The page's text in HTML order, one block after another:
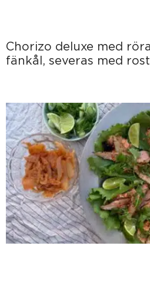
Chorizo deluxe med
fänkål, severas med